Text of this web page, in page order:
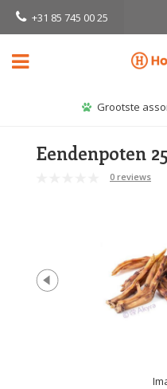
+31 85 745 00 25
Grootste
Eendenpoten
0 reviews